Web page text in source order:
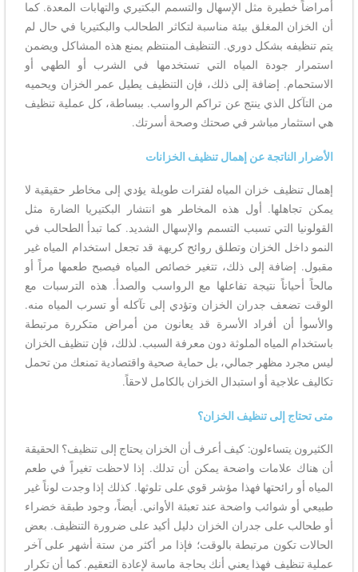
أمراضاً خطيرة مثل الإسهال والتسمم البكتيري والتهابات المعدة. كما
أن الخزان المغلق بيئة مناسبة لتكاثر الطحالب والبكتيريا في حال لم
يتم تنظيفه بشكل دوري. التنظيف المنتظم يمنع هذه المشاكل ويضمن
استمرار جودة المياه التي تستخدمها في الشرب أو الطهي أو
الاستحمام. إضافة إلى ذلك، فإن التنظيف يطيل عمر الخزان ويحميه
من التآكل الذي ينتج عن تراكم الرواسب. ببساطة، كل عملية تنظيف
هي استثمار مباشر في صحتك وصحة أسرتك.
الأضرار الناتجة عن إهمال تنظيف الخزانات
إهمال تنظيف خزان المياه لفترات طويلة يؤدي إلى مخاطر حقيقية لا
يمكن تجاهلها. أول هذه المخاطر هو انتشار البكتيريا الضارة مثل
القولونيا التي تسبب التسمم والإسهال الشديد. كما تبدأ الطحالب في
النمو داخل الخزان وتطلق روائح كريهة قد تجعل استخدام المياه غير
مقبول. إضافة إلى ذلك، تتغير خصائص المياه فيصبح طعمها مراً أو
مالحاً أحياناً نتيجة تفاعلها مع الرواسب والصدأ. هذه الترسبات مع
الوقت تضعف جدران الخزان وتؤدي إلى تآكله أو تسرب المياه منه.
والأسوأ أن أفراد الأسرة قد يعانون من أمراض متكررة مرتبطة
باستخدام المياه الملوثة دون معرفة السبب. لذلك، فإن تنظيف الخزان
ليس مجرد مظهر جمالي، بل حماية صحية واقتصادية تمنعك من تحمل
تكاليف علاجية أو استبدال الخزان بالكامل لاحقاً.
متى تحتاج إلى تنظيف الخزان؟
الكثيرون يتساءلون: كيف أعرف أن الخزان يحتاج إلى تنظيف؟ الحقيقة
أن هناك علامات واضحة يمكن أن تدلك. إذا لاحظت تغيراً في طعم
المياه أو رائحتها فهذا مؤشر قوي على تلوثها. كذلك إذا وجدت لوناً غير
طبيعي أو شوائب واضحة عند تعبئة الأواني. أيضاً، وجود طبقة خضراء
أو طحالب على جدران الخزان دليل أكيد على ضرورة التنظيف. بعض
الحالات تكون مرتبطة بالوقت؛ فإذا مر أكثر من ستة أشهر على آخر
عملية تنظيف فهذا يعني أنك بحاجة ماسة لإعادة التعقيم. كما أن تكرار